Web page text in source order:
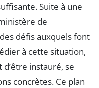
Suite à une
de
défis auxquels font
à cette situation,
d’être instauré, se
concrètes. Ce plan